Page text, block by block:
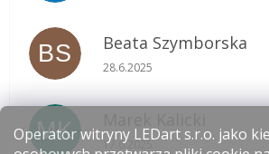
Operator witryny LEDart s.r.o. jako
BS Beata Szymborska
Ocena sklepu to 5 na 5
28.6.2025
MK Ocena sklepu to 5 na 5
17.6.2025